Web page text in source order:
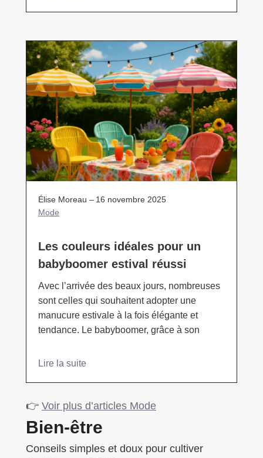
Élise Moreau – 16 novembre 2025
Mode
Les couleurs idéales pour un
babyboomer estival réussi
Avec l’arrivée des beaux jours, nombreuses
sont celles qui souhaitent adopter une
manucure estivale à la fois élégante et
tendance. Le babyboomer, grâce à son
Lire la suite
👉 Voir plus d’articles Mode
Bien-être
Conseils simples et doux pour cultiver